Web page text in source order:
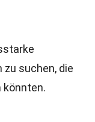
zu suchen, die
könnten.